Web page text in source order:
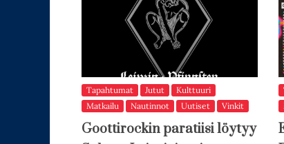
Tapahtumat Jutut
Kulttuuri
Matkailu
Nautinnot Uutiset Vinkit
Goottirockin paratiisi löytyy